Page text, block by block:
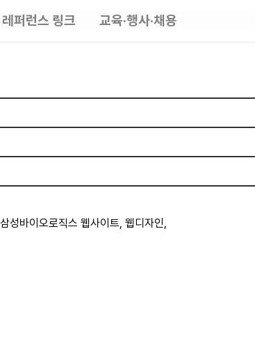
레퍼런스 링크 교육·행사·채용
삼성바이오로직스 웹사이트, 웹디자인,